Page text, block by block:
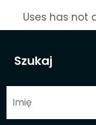
Szukaj
Uses has not